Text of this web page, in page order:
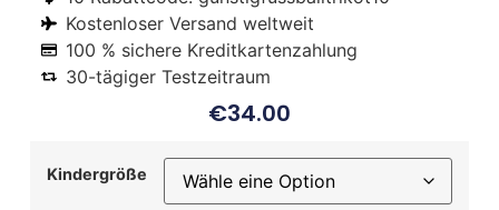
Kostenloser Versand weltweit
100 % sichere Kreditkartenzahlung
30-tägiger Testzeitraum
€34.00
Kindergröße